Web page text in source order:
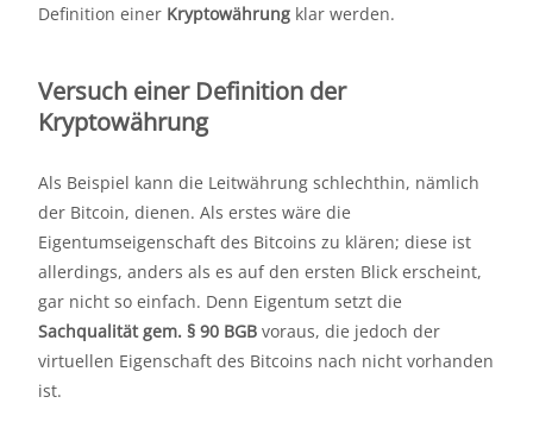
Definition einer Kryptowährung klar werden.
Versuch einer Definition der
Kryptowährung
Als Beispiel kann die Leitwährung schlechthin, nämlich
der Bitcoin, dienen. Als erstes wäre die
Eigentumseigenschaft des Bitcoins zu klären; diese ist
allerdings, anders als es auf den ersten Blick erscheint,
gar nicht so einfach. Denn Eigentum setzt die
Sachqualität gem. § 90 BGB voraus, die jedoch der
virtuellen Eigenschaft des Bitcoins nach nicht vorhanden
ist.